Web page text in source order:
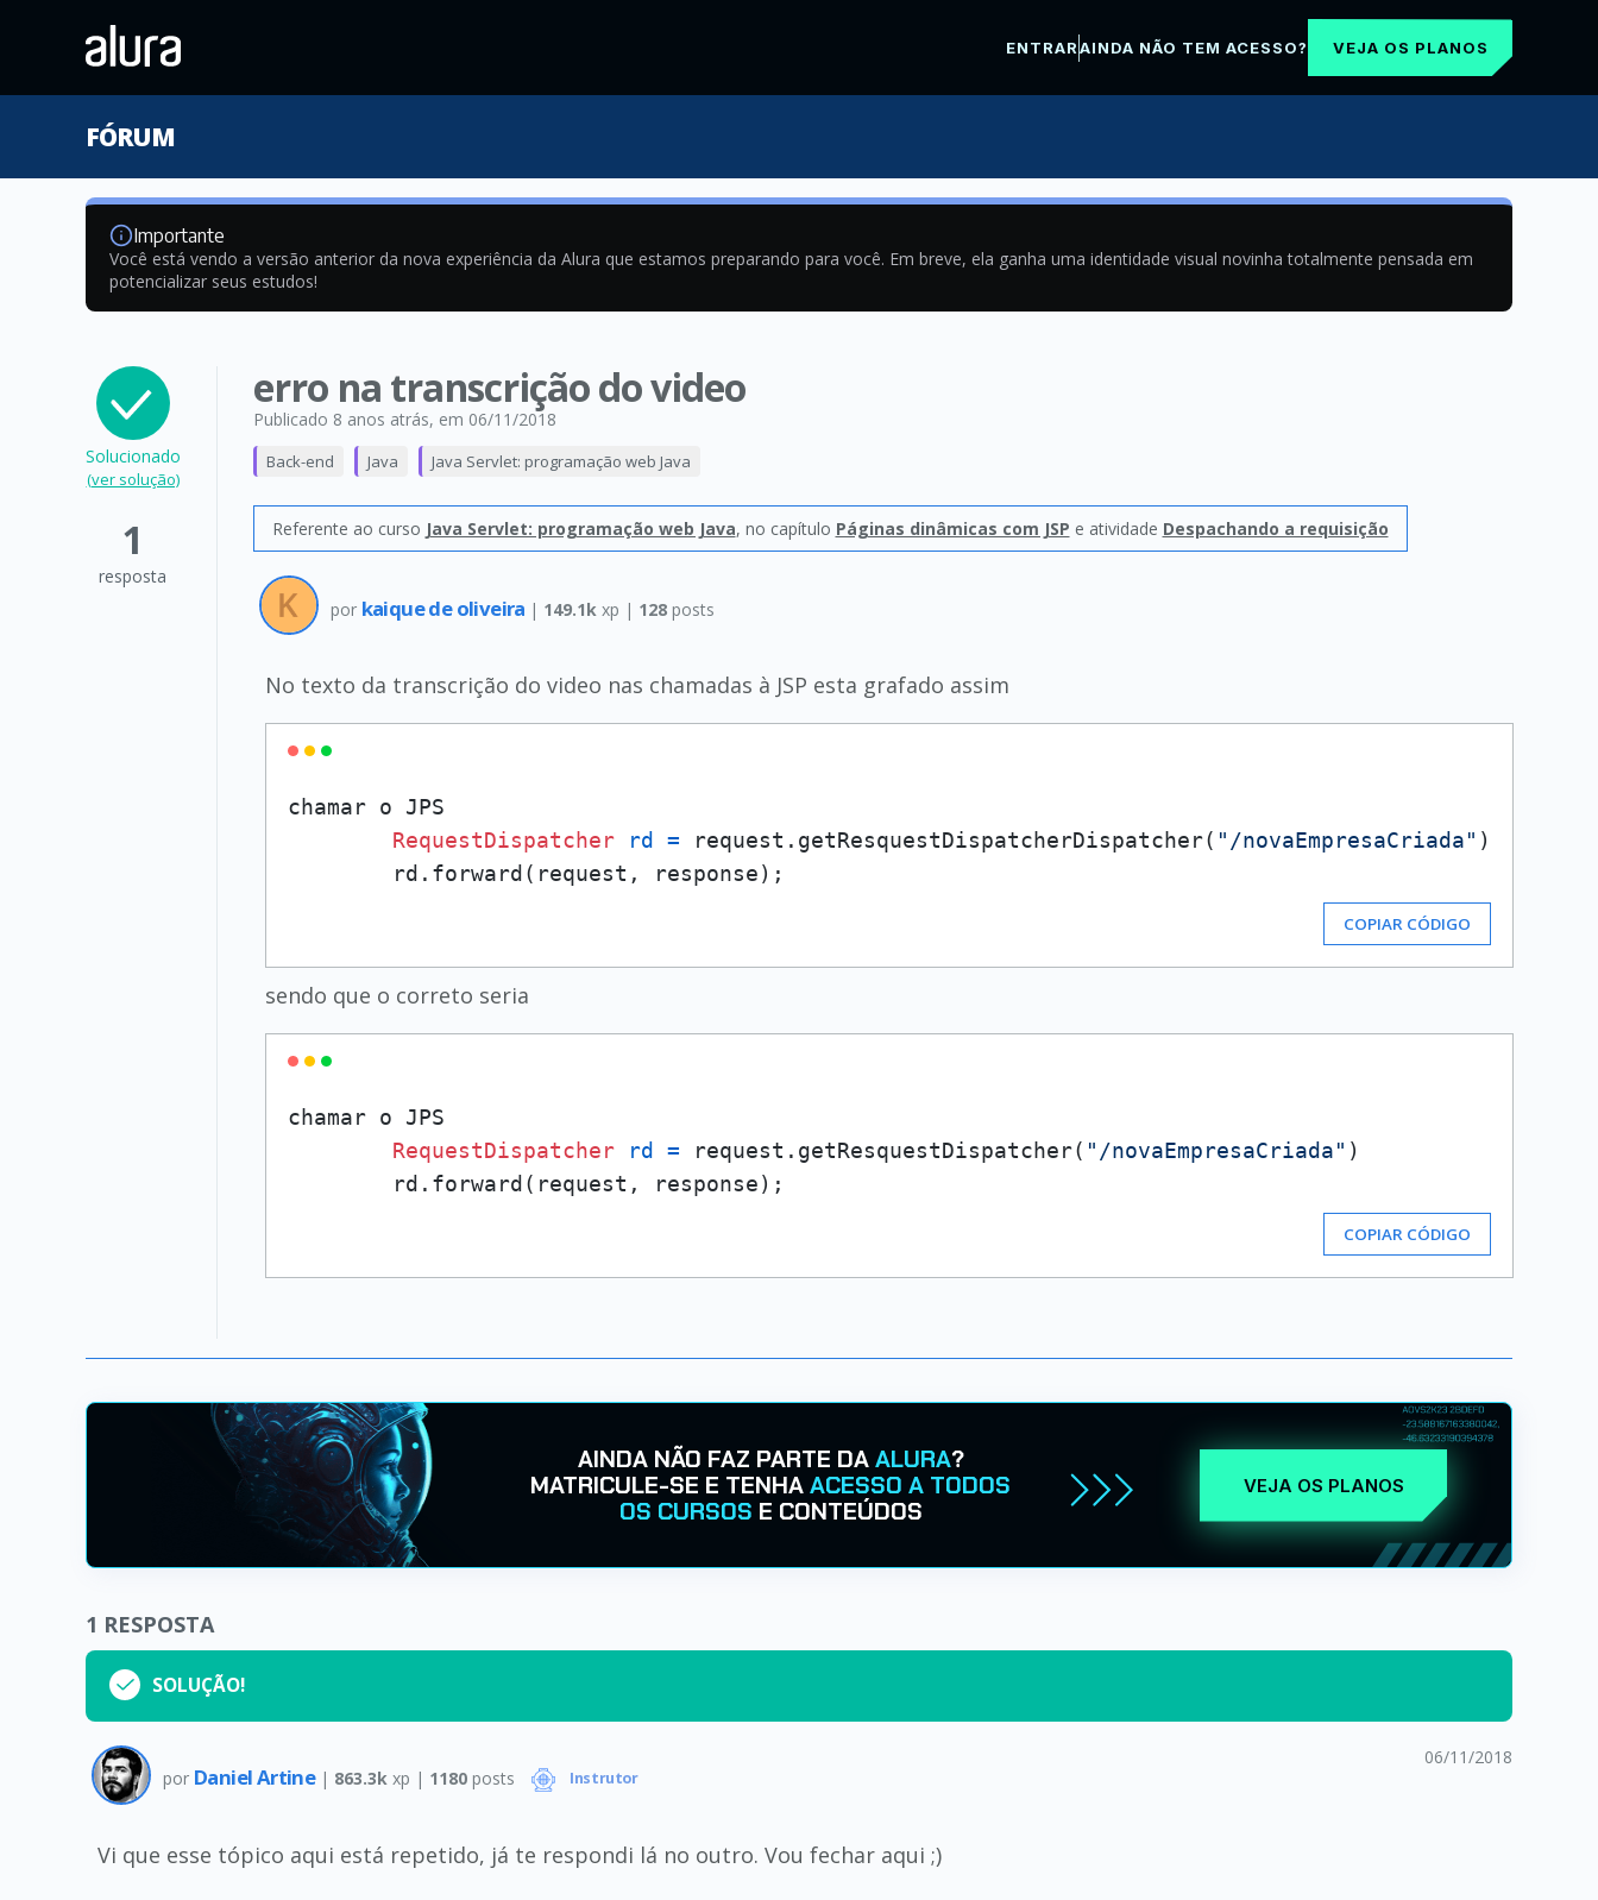
ENTRARAINDA NÃO TEM ACESSO? VEJA OS PLANOS
FÓRUM
Importante
Você está vendo a versão anterior da nova experiência da Alura que estamos preparando para você. Em breve, ela ganha uma identidade visual novinha totalmente pensada em
potencializar seus estudos!
Solucionado
(ver solução)
1
resposta
erro na transcrição do video
Publicado 8 anos atrás, em 06/11/2018
Back-end Java Java Servlet: programação web Java
Referente ao curso Java Servlet: programação web Java, no capítulo Páginas dinâmicas com JSP e atividade Despachando a requisição
por kaique de oliveira | 149.1k xp | 128 posts
No texto da transcrição do video nas chamadas à JSP esta grafado assim
chamar o JPS
RequestDispatcher
rd = request.getResquestDispatcherDispatcher( "/novaEmpresaCriada" )
COPIAR CÓDIGO
sendo que o correto seria
chamar o JPS
RequestDispatcher
rd = request.getResquestDispatcher( "/novaEmpresaCriada" )
COPIAR CÓDIGO
AINDA NÃO FAZ PARTE DAALURA?
MATRICULE-SE E TENHAACESSO A TODOS
OS CURSOS E CONTEÚDOS
VEJA OS PLANOS
1 RESPOSTA
SOLUÇÃO!
por Daniel Artine | 863.3k xp | 1180posts Instrutor
06/11/2018
Vi que esse tópico aqui está repetido, já te respondi lá no outro. Vou fechar aqui ;)